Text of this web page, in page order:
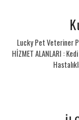
Lucky Pet Veteriner
HİZMET ALANLARI :